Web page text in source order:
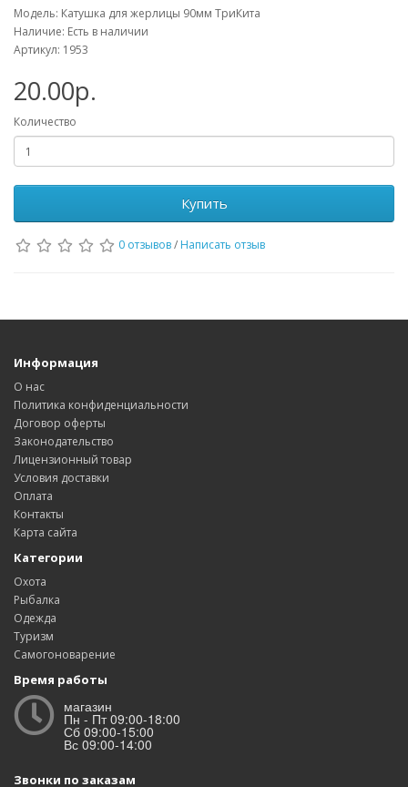
Модель: Катушка для жерлицы 90мм ТриКита
Наличие: Есть в наличии
Артикул: 1953
20.00р.
Количество
Купить
0 отзывов/ Написать отзыв
Информация
О нас
Политика конфиденциальности
Договор оферты
Законодательство
Лицензионный товар
Условия доставки
Оплата
Контакты
Карта сайта
Категории
Охота
Рыбалка
Одежда
Туризм
Самогоноварение
Время работы
магазин
Пн - Пт 09:00-18:00
Сб 09:00-15:00
Вс 09:00-14:00
Звонки по заказам